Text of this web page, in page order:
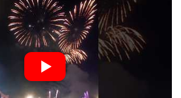
khi người dân có khả năng chi tiêu. Tuy
trí có thể ảnh hưởng đến tỷ lệ tiết kiệm
nếu người tiêu dùng chuyển hướng ngân
tại: